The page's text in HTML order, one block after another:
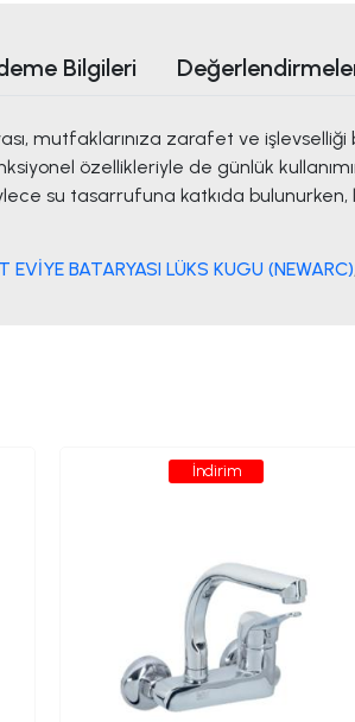
Bilgileri
mutfaklarınıza zarafet ve
özellikleriyle de günlük
su tasarrufuna katkıda bulunurken,
EVİYE BATARYASI LÜKS KUGU (NEWARC)
İndirim